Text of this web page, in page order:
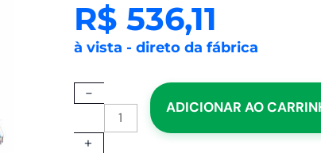
R$ 536,11
à vista - direto da fábrica
-
HBG-
60B
+
ADICIONAR AO